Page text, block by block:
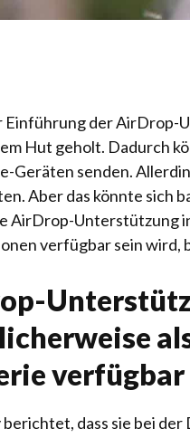
Einführung der AirDrop-
Hut geholt. Dadurch
Geräten senden.
Aber das könnte sich
AirDrop-Unterstützung
verfügbar sein wird,
verfügbar
dass sie bei